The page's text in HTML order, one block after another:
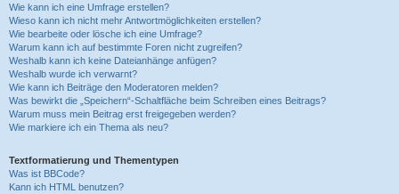
Wie kann ich eine Umfrage erstellen?
Wieso kann ich nicht mehr Antwortmöglichkeiten erstellen?
Wie bearbeite oder lösche ich eine Umfrage?
Warum kann ich auf bestimmte Foren nicht zugreifen?
Weshalb kann ich keine Dateianhänge anfügen?
Weshalb wurde ich verwarnt?
Wie kann ich Beiträge den Moderatoren melden?
Was bewirkt die „Speichern“-Schaltfläche beim Schreiben eines Beitrags?
Warum muss mein Beitrag erst freigegeben werden?
Wie markiere ich ein Thema als neu?
Textformatierung und Thementypen
Was ist BBCode?
Kann ich HTML benutzen?